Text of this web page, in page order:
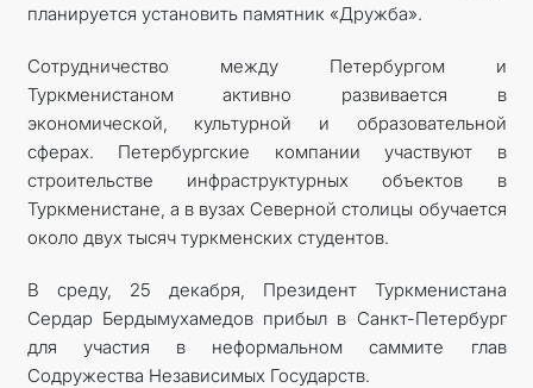
планируется установить памятник «Дружба».
Сотрудничество между Петербургом и
Туркменистаном активно развивается в
экономической, культурной и образовательной
сферах. Петербургские компании участвуют в
строительстве инфраструктурных объектов в
Туркменистане, а в вузах Северной столицы обучается
около двух тысяч туркменских студентов.
В среду, 25 декабря, Президент Туркменистана
Сердар Бердымухамедов прибыл в Санкт-Петербург
для участия в неформальном саммите глав
Содружества Независимых Государств.